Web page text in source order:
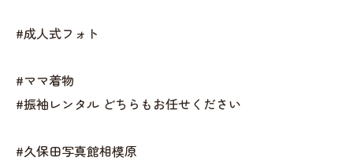
#成人式フォト
#ママ着物
#振袖レンタル どちらもお任せください
#久保田写真館相模原